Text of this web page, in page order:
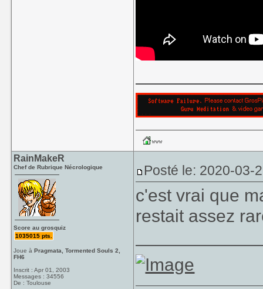
RainMakeR
Chef de Rubrique Nécrologique
Score au grosquiz
1035015 pts.
Joue àPragmata, Tormented Souls 2,
FH6
Inscrit : Apr 01, 2003
Messages : 34556
De : Toulouse
Posté le: 2020-03-
c'est vrai que
restait assez